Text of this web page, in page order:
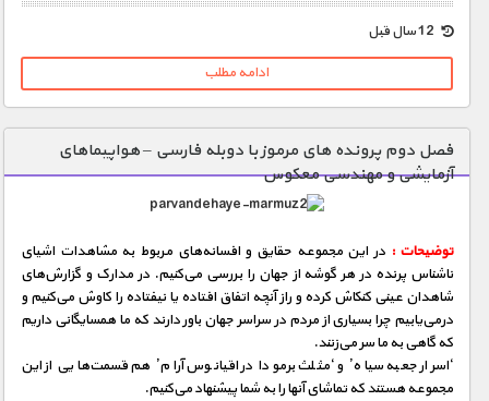
1900 تومان – خريد لينک دانلود (افزودن به سبد خريد)
ادامه مطلب
فصل دوم پرونده های مرموز با دوبله فارسی – هواپیماهای
آزمایشی و مهندسی معکوس
توضیحات :در این مجموعه حقایق و افسانه‌های مربوط به مشاهدات اشیای
ناشناس پرنده در هر گوشه از جهان را بررسی می‌كنیم. در مدارک و گزارش‌های
شاهدان عینی كنكاش كرده و راز آنچه اتفاق‌ افتاده یا نیفتاده را کاوش می‌كنیم و
درمی‌یابیم چرا بسیاری از مردم در سراسر جهان باور دارند که ما همسایگانی داریم
که گاهی به ما سر می‌زنند.
‘اسرار جعبه سیاه’ و ‘مثلث برمودا در اقیانوس آرام’ هم قسمت‌هایی از این
مجموعه هستند که تماشای آنها را به شما پیشنهاد می‌کنیم.